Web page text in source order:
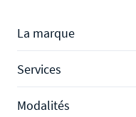
La marque
Services
Modalités